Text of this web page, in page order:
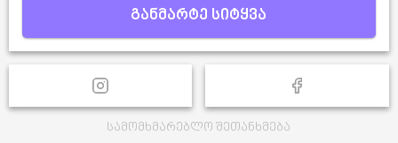
განმარტე სიტყვა
სამომხმარებლო შეთანხმება